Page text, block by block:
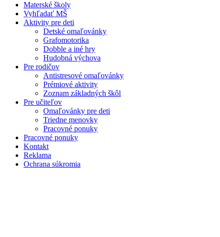
Materské školy
Vyhľadať MŠ
Aktivity pre deti
Detské omaľovánky
Grafomotorika
Dobble a iné hry
Hudobná výchova
Pre rodičov
Antistresové omaľovánky
Prémiové aktivity
Zoznam základných škôl
Pre učiteľov
Omaľovánky pre deti
Triedne menovky
Pracovné ponuky
Pracovné ponuky
Kontakt
Reklama
Ochrana súkromia